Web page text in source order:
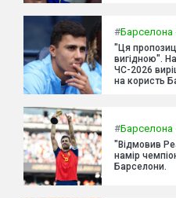
#Барселона
"Ця
вигідною".
ЧС-2026
на користь
#Барселона
"Відмовив
намір
Барселони.